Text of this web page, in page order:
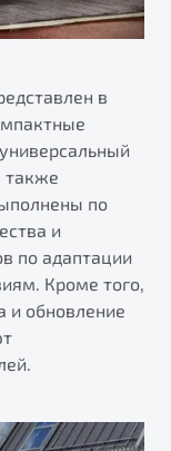
в
также
по
и
по адаптации
Кроме того,
и обновление